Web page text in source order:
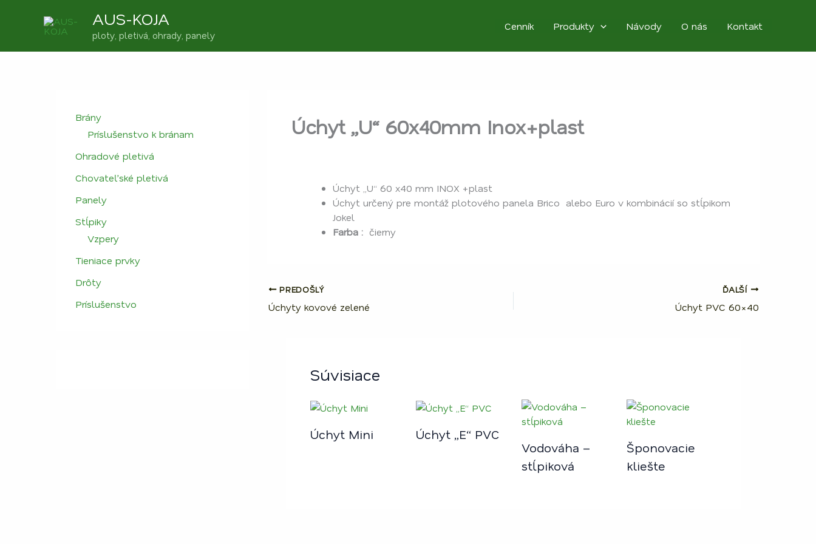
AUS-KOJA
ploty, pletivá, ohrady, panely
Cenník Produkty Návody O nás Kontakt
Brány
Príslušenstvo k bránam
Ohradové pletivá
Chovateľské pletivá
Panely
Stĺpiky
Vzpery
Tieniace prvky
Drôty
Príslušenstvo
Úchyt „U“ 60x40mm Inox+plast
Úchyt „U“ 60 x40 mm INOX +plast
Úchyt určený pre montáž plotového panela Brico alebo Euro v kombinácií so stĺpikom
Jokel
Farba : čierny
PREDOŠLÝ
Úchyty kovové zelené
ĎALŠÍ
Úchyt PVC 60×40
Súvisiace
Úchyt Mini
Úchyt „E“ PVC
Vodováha –
stĺpiková
Šponovacie
kliešte